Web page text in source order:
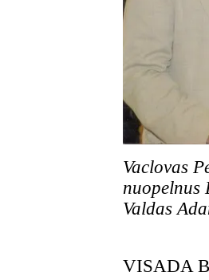
Vaclovas
nuopelnus
Valdas
VISADA